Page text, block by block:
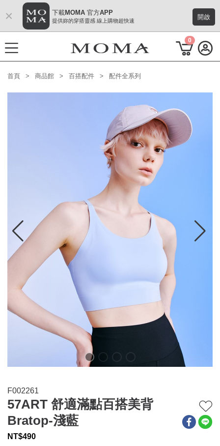
連身系列
百搭配件
穿搭美學
關於MOMA
網站須知與政策
× 下載MOMA 官方APP
提供妳的穿搭靈感 線上購物超快速 開啟
0
首頁 商品館 百搭配件 配件全系列
F002261
57ART 舒適滿點百搭美背
Bratop-淺藍
NT$490